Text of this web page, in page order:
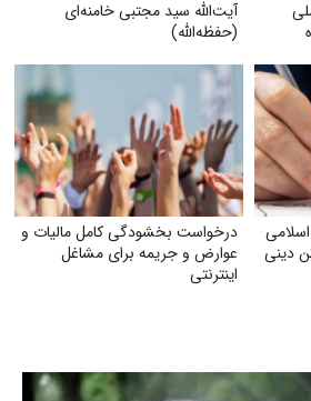
آیت‌الله سید مجتبی خامنه‌ای
(حفظه‌الله)
دینی
درخواست بخشودگی کامل مالیات و
عوارض و جریمه برای مشاغل
اینترنتی